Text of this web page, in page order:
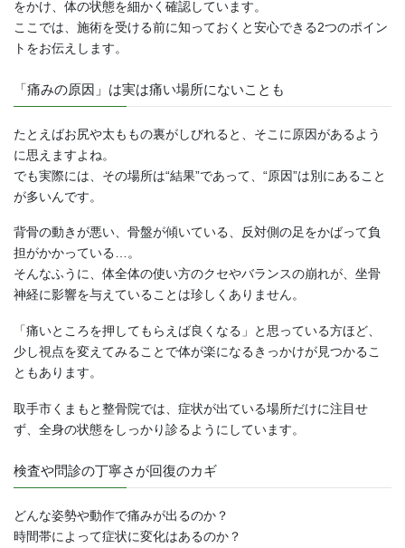
をかけ、体の状態を細かく確認しています。
ここでは、施術を受ける前に知っておくと安心できる2つのポイン
トをお伝えします。
「痛みの原因」は実は痛い場所にないことも
たとえばお尻や太ももの裏がしびれると、そこに原因があるよう
に思えますよね。
でも実際には、その場所は“結果”であって、“原因”は別にあること
が多いんです。
背骨の動きが悪い、骨盤が傾いている、反対側の足をかばって負
担がかかっている…。
そんなふうに、体全体の使い方のクセやバランスの崩れが、坐骨
神経に影響を与えていることは珍しくありません。
「痛いところを押してもらえば良くなる」と思っている方ほど、
少し視点を変えてみることで体が楽になるきっかけが見つかるこ
ともあります。
取手市くまもと整骨院では、症状が出ている場所だけに注目せ
ず、全身の状態をしっかり診るようにしています。
検査や問診の丁寧さが回復のカギ
どんな姿勢や動作で痛みが出るのか？
時間帯によって症状に変化はあるのか？